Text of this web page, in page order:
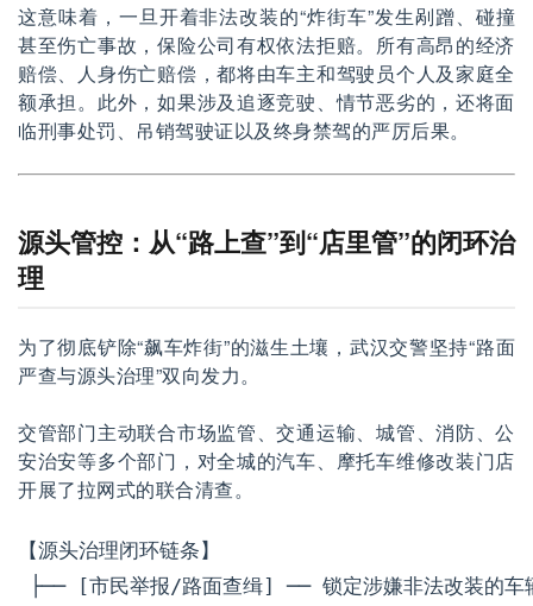
这意味着，一旦开着非法改装的“炸街车”发生剐蹭、碰撞
甚至伤亡事故，保险公司有权依法拒赔。所有高昂的经济
赔偿、人身伤亡赔偿，都将由车主和驾驶员个人及家庭全
额承担。此外，如果涉及追逐竞驶、情节恶劣的，还将面
临刑事处罚、吊销驾驶证以及终身禁驾的严厉后果。
源头管控：从“路上查”到“店里管”的闭环治
理
为了彻底铲除“飙车炸街”的滋生土壤，武汉交警坚持“路面
严查与源头治理”双向发力。
交管部门主动联合市场监管、交通运输、城管、消防、公
安治安等多个部门，对全城的汽车、摩托车维修改装门店
开展了拉网式的联合清查。
【源头治理闭环链条】
├── [市民举报/路面查缉] ── 锁定涉嫌非法改装的车